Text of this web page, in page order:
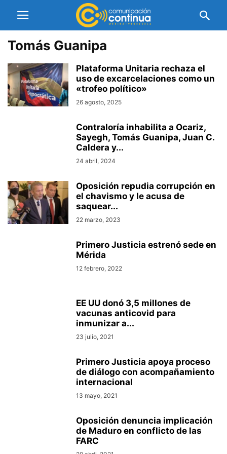
Tomás Guanipa
Plataforma Unitaria rechaza el
uso de excarcelaciones como un
«trofeo político»
26 agosto, 2025
Contraloría inhabilita a Ocariz,
Sayegh, Tomás Guanipa, Juan C.
Caldera y...
24 abril, 2024
Oposición repudia corrupción en
el chavismo y le acusa de
saquear...
22 marzo, 2023
Primero Justicia estrenó sede en
Mérida
12 febrero, 2022
EE UU donó 3,5 millones de
vacunas anticovid para
inmunizar a...
23 julio, 2021
Primero Justicia apoya proceso
de diálogo con acompañamiento
internacional
13 mayo, 2021
Oposición denuncia implicación
de Maduro en conflicto de las
FARC